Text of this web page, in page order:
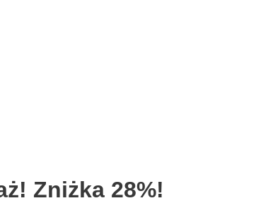
Zniżka 28%!